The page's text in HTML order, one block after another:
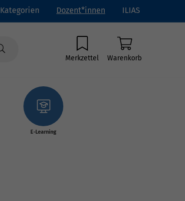
Kategorien Dozent*innen ILIAS
Merkzettel Warenkorb
E-Learning